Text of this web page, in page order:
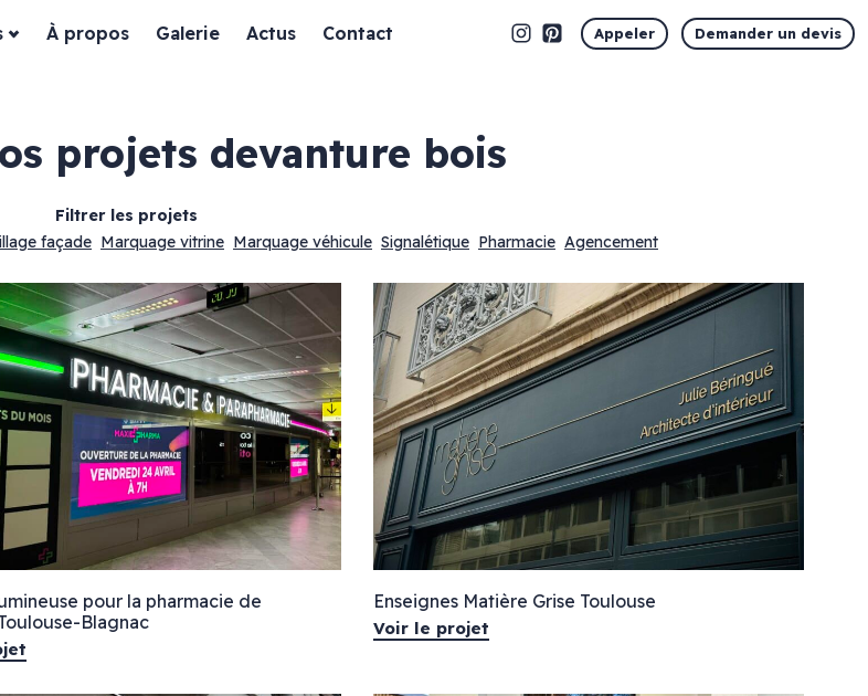
Habillage façade
Devanture bois
Devanture dibond
Devanture aluminium
Marquage vitrine
Vitrophanie en découpe
Vitrophanie opaque
Vitrophanie microperforée
Vitrophanie sablé dépoli
Vitrophanie diffusante
Marquage mural
À propos Galerie Actus Contact Appeler Demander un devis
projets devanture bois
Filtrer les projets
façade Marquage vitrine Marquage véhicule Signalétique Pharmacie Agencement
pour la pharmacie de
Blagnac
Enseignes Matière Grise Toulouse
Voir le projet